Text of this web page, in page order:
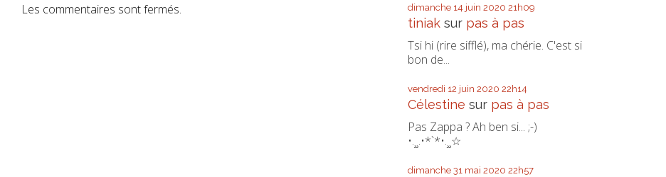
Les commentaires sont fermés. dimanche 14 juin 2020 21h09
tiniaksur pas à pas
Tsi hi (rire sifflé), ma chérie. C'est si
bon de...
vendredi 12 juin 2020 22h14
Célestine sur pas à pas
Pas Zappa ? Ah ben si... ;-)
•.¸¸.•*`*•.¸¸☆
dimanche 31 mai 2020 22h57